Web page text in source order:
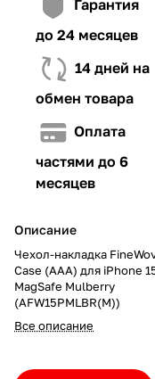
Гарантия
до 24 месяцев
14 дней на
обмен товара
Оплата
частями до 6
месяцев
Описание
Чехол-накладка
Case (AAA) для iPhone
MagSafe Mulberry
(AFW15PMLBR(M))
Все описание